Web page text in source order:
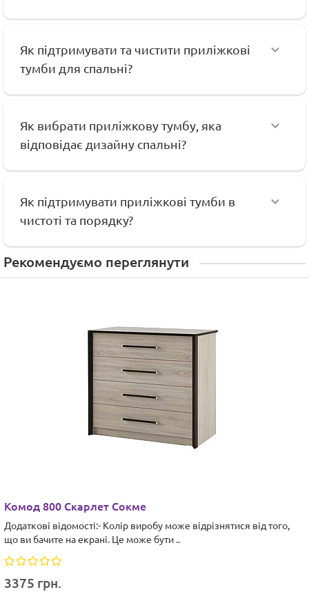
Як підтримувати та чистити приліжкові
тумби для спальні?
Як вибрати приліжкову тумбу, яка
відповідає дизайну спальні?
Як підтримувати приліжкові тумби в
чистоті та порядку?
Рекомендуємо переглянути
Комод 800 Скарлет Сокме
Додаткові відомості:- Колір виробу може відрізнятися від того,
що ви бачите на екрані. Це може бути ..
3375 грн.